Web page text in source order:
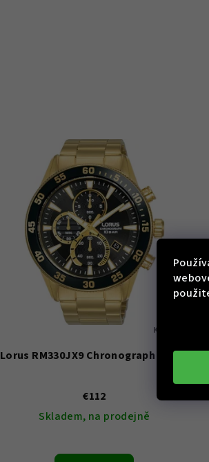
Lorus RM330JX9 Chronograph 46mm
€112
Skladem, na prodejně
KÓD: